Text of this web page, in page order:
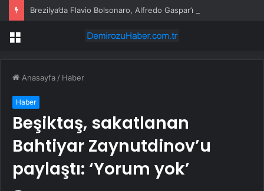
Menü
Anasayfa / Haber
Haber
Beşiktaş, sakatlanan
Bahtiyar Zaynutdinov’u
paylaştı: ‘Yorum yok’